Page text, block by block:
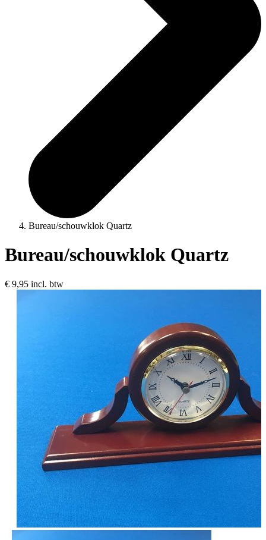
Bureau/schouwklok Quartz
Bureau/schouwklok Quartz
€ 9,95 incl. btw